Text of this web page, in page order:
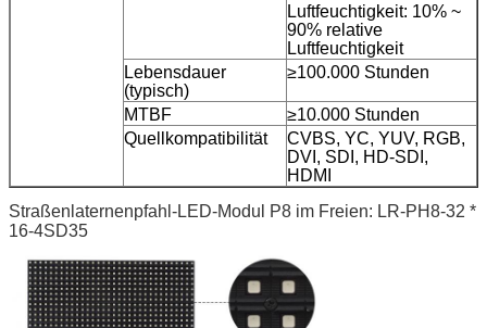
Luftfeuchtigkeit: 10% ~
90% relative
Luftfeuchtigkeit
Lebensdauer
(typisch)
≥100.000 Stunden
MTBF
≥10.000 Stunden
Quellkompatibilität
CVBS, YC, YUV, RGB,
DVI, SDI, HD-SDI,
HDMI
Straßenlaternenpfahl-LED-Modul P8 im Freien: LR-PH8-32 *
16-4SD35